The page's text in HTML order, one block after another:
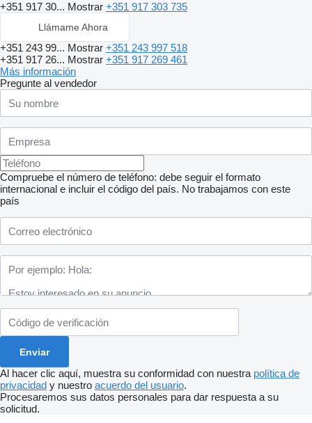
+351 917 30... Mostrar +351 917 303 735
Llámame Ahora
+351 243 99... Mostrar +351 243 997 518
+351 917 26... Mostrar +351 917 269 461
Más información
Pregunte al vendedor
Compruebe el número de teléfono: debe seguir el formato
internacional e incluir el código del país. No trabajamos con este
país
Al hacer clic aquí, muestra su conformidad con nuestra política de
privacidad y nuestro acuerdo del usuario.
Procesaremos sus datos personales para dar respuesta a su
solicitud.